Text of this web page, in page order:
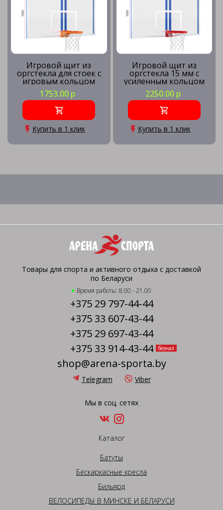
Игровой щит из
оргстекла для стоек с
игровым кольцом
1753.00 р
Купить в 1 клик
Игровой щит из
оргстекла 15 мм с
усиленным кольцом
2250.00 р
Купить в 1 клик
Товары для спорта и активного отдыха с доставкой
по Беларуси
Время работы: 8.00 - 21.00
+375 29 797-44-44
+375 33 607-43-44
+375 29 697-43-44
+375 33 914-43-44
безнал
shop@arena-sporta.by
Telegram Viber
Мы в соц. сетях
Каталог
Батуты
Бескаркасные кресла
Бильярд
ВЕЛОСИПЕДЫ В МИНСКЕ И БЕЛАРУСИ